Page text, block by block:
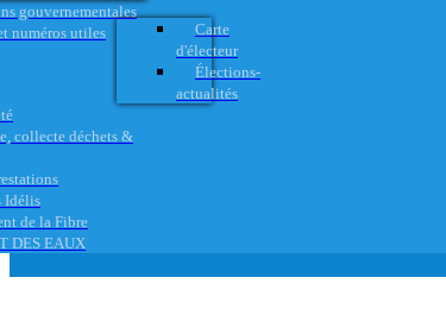
gouvernementales
numéros utiles
Carte
d'électeur
Élections-
actualités
collecte déchets &
Idélis
de la Fibre
DES EAUX